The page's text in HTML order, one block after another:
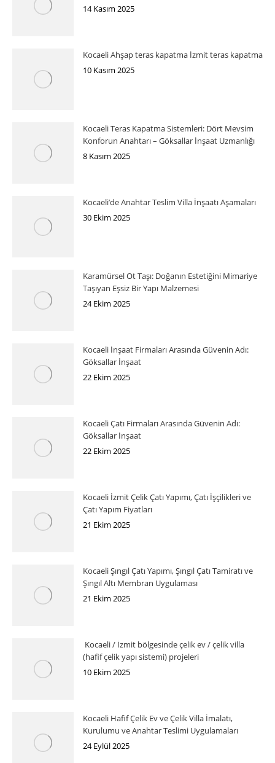
14 Kasım 2025
Kocaeli Ahşap teras kapatma İzmit teras kapatma
10 Kasım 2025
Kocaeli Teras Kapatma Sistemleri: Dört Mevsim
Konforun Anahtarı – Göksallar İnşaat Uzmanlığı
8 Kasım 2025
Kocaeli’de Anahtar Teslim Villa İnşaatı Aşamaları
30 Ekim 2025
Karamürsel Ot Taşı: Doğanın Estetiğini Mimariye
Taşıyan Eşsiz Bir Yapı Malzemesi
24 Ekim 2025
Kocaeli İnşaat Firmaları Arasında Güvenin Adı:
Göksallar İnşaat
22 Ekim 2025
Kocaeli Çatı Firmaları Arasında Güvenin Adı:
Göksallar İnşaat
22 Ekim 2025
Kocaeli İzmit Çelik Çatı Yapımı, Çatı İşçilikleri ve
Çatı Yapım Fiyatları
21 Ekim 2025
Kocaeli Şıngıl Çatı Yapımı, Şıngıl Çatı Tamiratı ve
Şıngıl Altı Membran Uygulaması
21 Ekim 2025
Kocaeli / İzmit bölgesinde çelik ev / çelik villa
(hafif çelik yapı sistemi) projeleri
10 Ekim 2025
Kocaeli Hafif Çelik Ev ve Çelik Villa İmalatı,
Kurulumu ve Anahtar Teslimi Uygulamaları
24 Eylül 2025